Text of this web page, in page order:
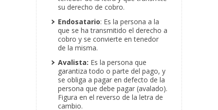
su derecho de cobro.
Endosatario: Es la persona a la
que se ha transmitido el derecho a
cobro y se convierte en tenedor
de la misma.
Avalista: Es la persona que
garantiza todo o parte del pago, y
se obliga a pagar en defecto de la
persona que debe pagar (avalado).
Figura en el reverso de la letra de
cambio.